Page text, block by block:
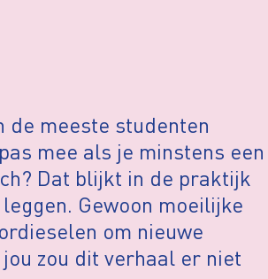
de meeste studenten
mee als je minstens een
Dat blijkt in de praktijk
Gewoon moeilijke
om nieuwe
zou dit verhaal er niet